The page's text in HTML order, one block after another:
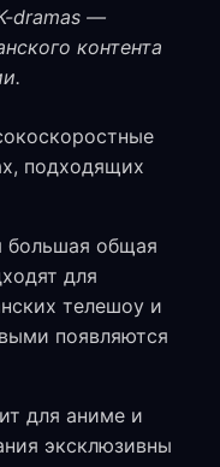
dramas —
контента
подходящих
большая общая
для
телешоу и
появляются
для аниме и
эксклюзивны